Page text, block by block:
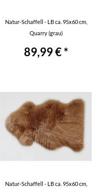
Natur-Schaffell - LB ca. 95x60 cm,
Quarry (grau)
89,99 € *
Natur-Schaffell - LB ca. 95x60 cm,